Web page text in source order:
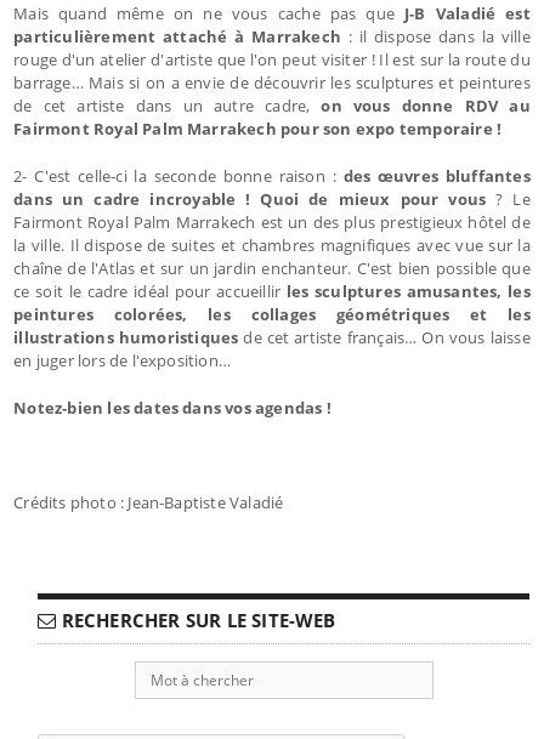
Mais quand même on ne vous cache pas que J-B Valadié est
particulièrement attaché à Marrakech : il dispose dans la ville
rouge d'un atelier d'artiste que l'on peut visiter ! Il est sur la route du
barrage… Mais si on a envie de découvrir les sculptures et peintures
de cet artiste dans un autre cadre,on vous donne RDV au
Fairmont Royal Palm Marrakech pour son expo temporaire !
2- C'est celle-ci la seconde bonne raison :des œuvres bluffantes
dans un cadre incroyable ! Quoi de mieux pour vous? Le
Fairmont Royal Palm Marrakech est un des plus prestigieux hôtel de
la ville. Il dispose de suites et chambres magnifiques avec vue sur la
chaîne de l'Atlas et sur un jardin enchanteur. C'est bien possible que
ce soit le cadre idéal pour accueillir les sculptures amusantes, les
peintures colorées, les collages géométriques et les
illustrations humoristiques de cet artiste français… On vous laisse
en juger lors de l'exposition…
Notez-bien les dates dans vos agendas !
Crédits photo : Jean-Baptiste Valadié
RECHERCHER SUR LE SITE-WEB